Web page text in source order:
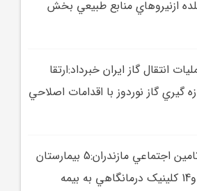
ازنيرو‌هاي منابع طبيعي بخش
منطقه 8 عمليات انتقال گاز ايران خبرداد:ارتقا
گيري گاز نوردوز با اقدامات اصلاحي
مديريت درمان تامين اجتماعي مازندران:5 بيمارستان
تخصصي و عمومي و14 کلينيک درمانگاهي به بيمه